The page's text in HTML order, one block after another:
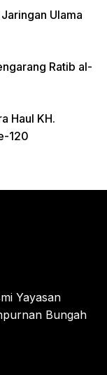
Ulama
Ratib al-
Haul KH.
120
Yayasan
Bungah